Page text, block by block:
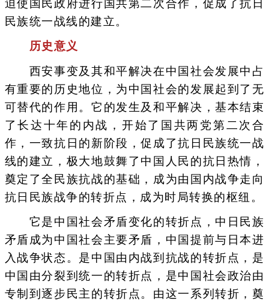
迫使国民政府进行国共第二次合作，促成了抗日
民族统一战线的建立。
历史意义
西安事变及其和平解决在中国社会发展中占
有重要的历史地位，为中国社会的发展起到了无
可替代的作用。它的发生及和平解决，基本结束
了长达十年的内战，开始了国共两党第二次合
作，一致抗日的新阶段，促成了抗日民族统一战
线的建立，极大地鼓舞了中国人民的抗日热情，
奠定了全民族抗战的基础，成为由国内战争走向
抗日民族战争的转折点，成为时局转换的枢纽。
它是中国社会矛盾变化的转折点，中日民族
矛盾成为中国社会主要矛盾，中国提前与日本进
入战争状态。是中国由内战到抗战的转折点，是
中国由分裂到统一的转折点，是中国社会政治由
专制到逐步民主的转折点。由这一系列转折，奠